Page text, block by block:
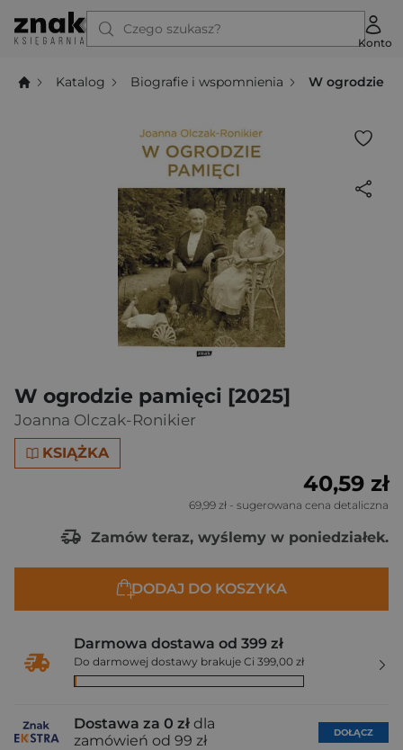
Czego szukasz?
Konto
Katalog Biografie i wspomnienia W ogrodzie
W ogrodzie pamięci [2025]
Joanna Olczak-Ronikier
KSIĄŻKA
40,59 zł
69,99 zł - sugerowana cena detaliczna
Zamów teraz, wyślemy w poniedziałek.
DODAJ DO KOSZYKA
Darmowa dostawa od 399 zł
Do darmowej dostawy brakuje Ci 399,00 zł
Dostawa za 0 zł dla
zamówień od 99 zł
DOŁĄCZ